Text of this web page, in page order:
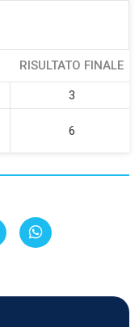
RISULTATO FINALE
3
6